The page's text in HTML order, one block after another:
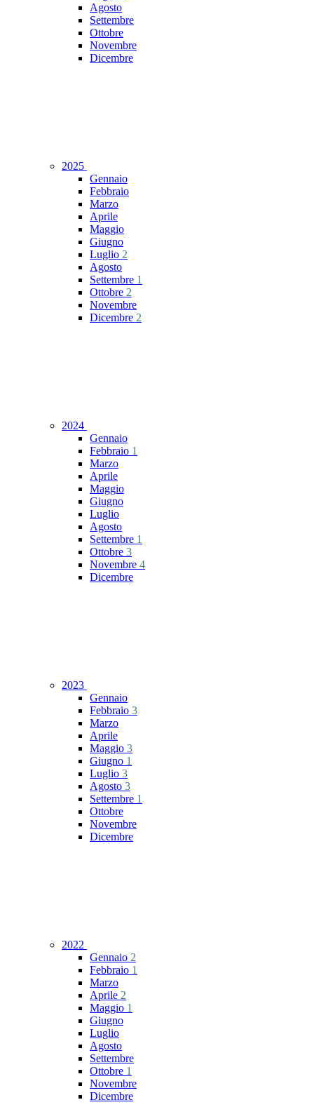
Agosto
Settembre
Ottobre
Novembre
Dicembre
2025
Gennaio
Febbraio
Marzo
Aprile
Maggio
Giugno
Luglio 2
Agosto
Settembre 1
Ottobre 2
Novembre
Dicembre 2
2024
Gennaio
Febbraio 1
Marzo
Aprile
Maggio
Giugno
Luglio
Agosto
Settembre 1
Ottobre 3
Novembre 4
Dicembre
2023
Gennaio
Febbraio 3
Marzo
Aprile
Maggio 3
Giugno 1
Luglio 3
Agosto 3
Settembre 1
Ottobre
Novembre
Dicembre
2022
Gennaio 2
Febbraio 1
Marzo
Aprile 2
Maggio 1
Giugno
Luglio
Agosto
Settembre
Ottobre 1
Novembre
Dicembre